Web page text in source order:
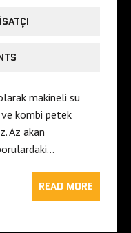
makineli su
kombi petek
Az akan
READ MORE